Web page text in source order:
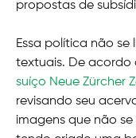
propostas de
Essa política não
textuais. De acordo
suíço Neue Zürcher
revisando seu
imagens que não